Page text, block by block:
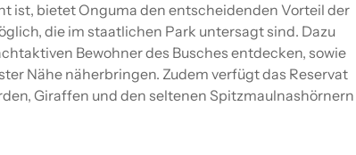
ist, bietet Onguma den entscheidenden Vorteil der
die im staatlichen Park untersagt sind. Dazu
Bewohner des Busches entdecken, sowie
Nähe näherbringen. Zudem verfügt das Reservat
Giraffen und den seltenen Spitzmaulnashörnern